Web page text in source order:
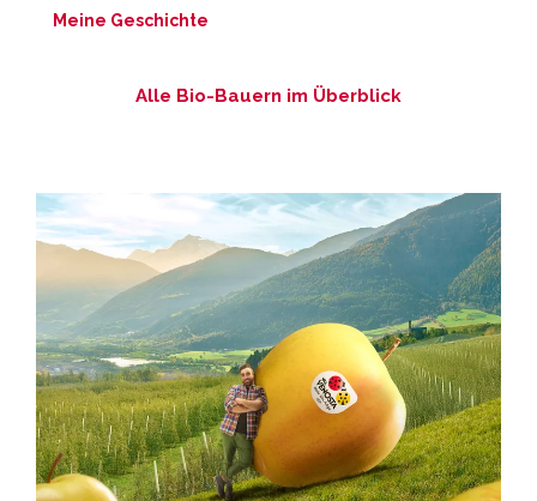
Meine Geschichte
Alle Bio-Bauern im Überblick